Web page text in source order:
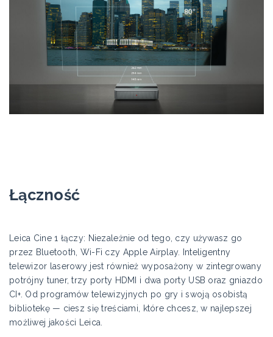
Łączność
Leica Cine 1 łączy: Niezależnie od tego, czy używasz go
przez Bluetooth, Wi-Fi czy Apple Airplay. Inteligentny
telewizor laserowy jest również wyposażony w zintegrowany
potrójny tuner, trzy porty HDMI i dwa porty USB oraz gniazdo
CI+. Od programów telewizyjnych po gry i swoją osobistą
bibliotekę — ciesz się treściami, które chcesz, w najlepszej
możliwej jakości Leica.